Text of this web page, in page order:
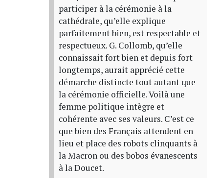
participer à la cérémonie à la
cathédrale, qu’elle explique
parfaitement bien, est respectable et
respectueux. G. Collomb, qu’elle
connaissait fort bien et depuis fort
longtemps, aurait apprécié cette
démarche distincte tout autant que
la cérémonie officielle. Voilà une
femme politique intègre et
cohérente avec ses valeurs. C’est ce
que bien des Français attendent en
lieu et place des robots clinquants à
la Macron ou des bobos évanescents
à la Doucet.